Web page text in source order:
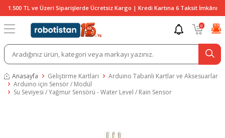
1.500 TL ve Üzeri Siparişlerde Ücretsiz Kargo | Kredi Kartına 6 Taksit İmkânı
0
Anasayfa Geliştirme Kartları
Arduino Tabanlı Kartlar ve Aksesuarlar
Arduino için Sensör / Modül
Su Seviyesi / Yağmur Sensörü - Water Level / Rain Sensor